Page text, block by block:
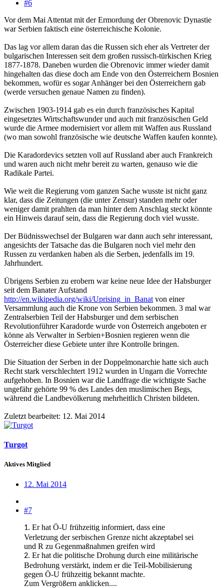
#6
Vor dem Mai Attentat mit der Ermordung der Obrenovic Dynastie
war Serbien faktisch eine österreichische Kolonie.
Das lag vor allem daran das die Russen sich eher als Vertreter der
bulgarischen Interessen seit dem großen russisch-türkischen Krieg
1877-1878. Daneben wurden die Obrenovic immer wieder damit
hingehalten das diese doch am Ende von den Österreichern Bosnien
bekommen, wofür es sogar Anhänger bei den Österreichern gab
(werde versuchen genaue Namen zu finden).
Zwischen 1903-1914 gab es ein durch französisches Kapital
eingesetztes Wirtschaftswunder und auch mit französischen Geld
wurde die Armee modernisiert vor allem mit Waffen aus Russland
(wo man sowohl französische wie deutsche Waffen kaufen konnte).
Die Karadordevics setzten voll auf Russland aber auch Frankreich
und waren auch nicht mehr bereit zu warten, genauso wie die
Radikale Partei.
Wie weit die Regierung vom ganzen Sache wusste ist nicht ganz
klar, dass die Zeitungen (die unter Zensur) standen mehr oder
weniger damit prahlten da man hinter dem Anschlag steckt könnte
ein Hinweis darauf sein, dass die Regierung doch viel wusste.
Der Büdnisswechsel der Bulgaren war dann auch sehr interessant,
angesichts der Tatsache das die Bulgaren noch viel mehr den
Russen zu verdanken haben als die Serben, jedenfalls im 19.
Jahrhundert.
Übrigens Serbien zu erobern war keine neue Idee der Habsburger
seit dem Banater Aufstand
http://en.wikipedia.org/wiki/Uprising_in_Banat von einer
Versammlung auch die Krone von Serbien bekommen. 3 mal war
Zentralserbien Teil der Habsburger und dem serbischen
Revolutionführer Karadorde wurde von Österreich angeboten er
könne als Verwalter in Serbien+Bosnien regieren wenn die
Österreicher diese Gebiete unter ihre Kontrolle bringen.
Die Situation der Serben in der Doppelmonarchie hatte sich auch
Recht stark verschlechtert 1912 wurden in Ungarn die Vorrechte
aufgehoben. In Bosnien war die Landfrage die wichtigste Sache
ungefähr gehörte 99 % des Landes den muslimischen Begs,
während die Landbevölkerung mehrheitlich Christen bildeten.
Zuletzt bearbeitet: 12. Mai 2014
Turgot
Aktives Mitglied
12. Mai 2014
#7
1. Er hat Ö-U frühzeitig informiert, dass eine
Verletzung der serbischen Grenze nicht akzeptabel sei
und R zu Gegenmaßnahmen greifen wird
2. Er hat die politische Drohung durch eine militärische
Bedrohung verstärkt, indem er die Teil-Mobilisierung
gegen Ö-U frühzeitig bekannt machte.
Zum Vergrößern anklicken....